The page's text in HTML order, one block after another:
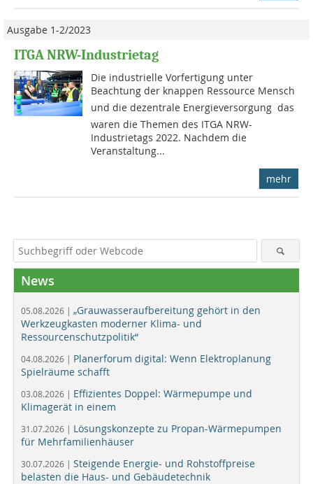
Ausgabe 1-2/2023
ITGA NRW-Industrietag
Die industrielle Vorfertigung unter
Beachtung der knappen Ressource Mensch
und die dezentrale Energieversorgung  das
waren die Themen des ITGA NRW-
Industrietags 2022. Nachdem die
Veranstaltung...
mehr
News
05.08.2026 | „Grauwasseraufbereitung gehört in den
Werkzeugkasten moderner Klima- und
Ressourcenschutzpolitik“
04.08.2026 | Planerforum digital: Wenn Elektroplanung
Spielräume schafft
03.08.2026 | Effizientes Doppel: Wärmepumpe und
Klimagerät in einem
31.07.2026 | Lösungskonzepte zu Propan-Wärmepumpen
für Mehrfamilienhäuser
30.07.2026 | Steigende Energie- und Rohstoffpreise
belasten die Haus- und Gebäudetechnik